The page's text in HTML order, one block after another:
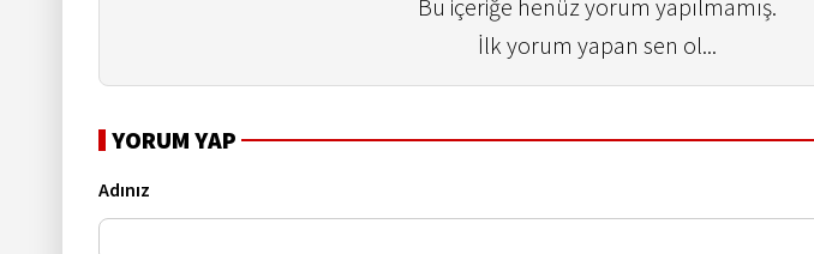
Bu içeriğe henüz yorum yapılmamış.
İlk yorum yapan sen ol...
YORUM YAP
Adınız